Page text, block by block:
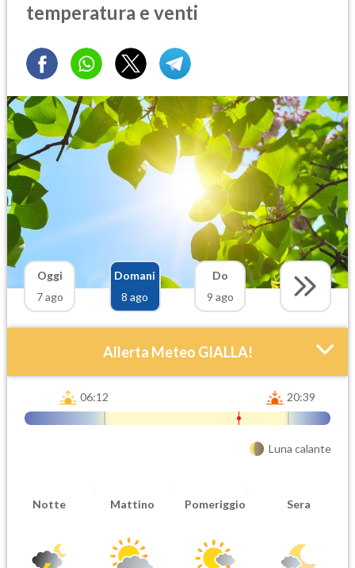
temperatura e venti
Oggi
7 ago
Domani
8 ago
Do
9 ago
Allerta Meteo GIALLA!
Orario inizio
Ora fine
06:12 20:39
Luna calante
Notte Mattino Pomeriggio Sera